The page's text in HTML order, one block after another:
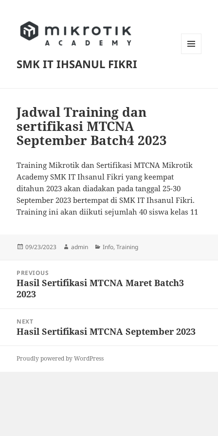
SMK IT IHSANUL FIKRI
Jadwal Training dan
sertifikasi MTCNA
September Batch4 2023
Training Mikrotik dan Sertifikasi MTCNA Mikrotik
Academy SMK IT Ihsanul Fikri yang keempat
ditahun 2023 akan diadakan pada tanggal 25-30
September 2023 bertempat di SMK IT Ihsanul Fikri.
Training ini akan diikuti sejumlah 40 siswa kelas 11
Posted
09/23/2023 Author
admin Categories
Info,Training
navigation
PREVIOUS
Previous
post:
Hasil Sertifikasi MTCNA Maret Batch3
2023
NEXT
Next
Hasil Sertifikasi MTCNA September 2023
Proudly powered by WordPress